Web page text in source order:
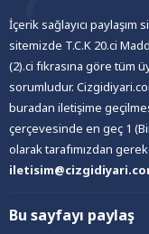
İçerik sağlayıcı
sitemizde T.C.K 20.ci
(2).ci fıkrasına göre tüm
sorumludur.
buradan iletişime
çerçevesinde en geç 1
olarak tarafımızdan
Bu sayfayı paylaş